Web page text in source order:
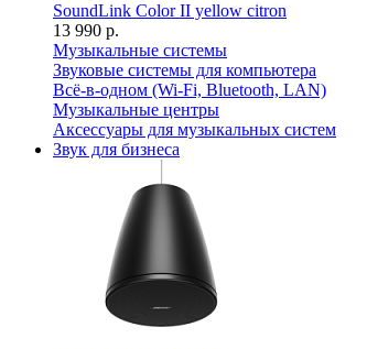
SoundLink Color II yellow citron
13 990 р.
Музыкальные системы
Звуковые системы для компьютера
Всё-в-одном (Wi-Fi, Bluetooth, LAN)
Музыкальные центры
Аксессуары для музыкальных систем
Звук для бизнеса